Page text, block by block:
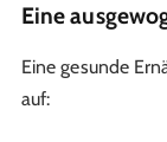
Eine
Eine gesunde
auf: